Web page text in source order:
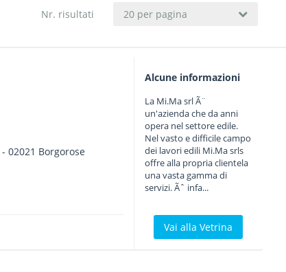
Nr. risultati 20 per pagina
-02021 Borgorose
Alcune informazioni
La Mi.Ma srl Ã¨
un'azienda che da anni
opera nel settore edile.
Nel vasto e difficile campo
dei lavori edili Mi.Ma srls
offre alla propria clientela
una vasta gamma di
servizi. Ãˆ infa...
Vai alla Vetrina